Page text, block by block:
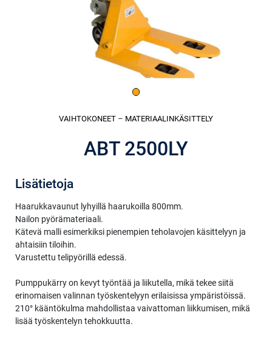
VAIHTOKONEET – MATERIAALINKÄSITTELY
ABT 2500LY
Lisätietoja
Haarukkavaunut lyhyillä haarukoilla 800mm.
Nailon pyörämateriaali.
Kätevä malli esimerkiksi pienempien teholavojen käsittelyyn ja
ahtaisiin tiloihin.
Varustettu telipyörillä edessä.
Pumppukärry on kevyt työntää ja liikutella, mikä tekee siitä
erinomaisen valinnan työskentelyyn erilaisissa ympäristöissä.
210° kääntökulma mahdollistaa vaivattoman liikkumisen, mikä
lisää työskentelyn tehokkuutta.